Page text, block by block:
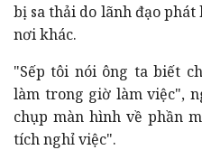
bị sa thải do lãnh đạo
nơi khác.
"Sếp tôi nói ông ta biết
làm trong giờ làm việc",
chụp màn hình về phần
tích nghỉ việc".